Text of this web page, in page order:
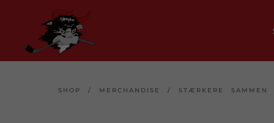
SHOP / MERCHANDISE / STÆRKERE SAMMEN